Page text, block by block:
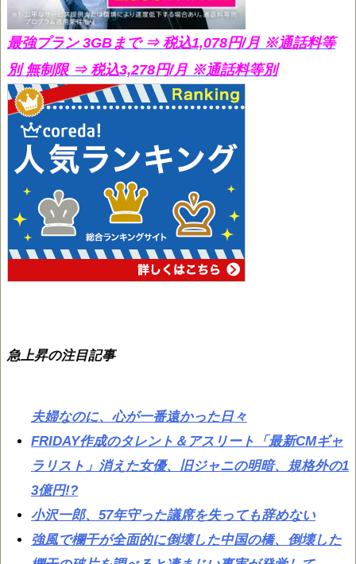
最強プラン 3GBまで ⇒ 税込1,078円/月 ※通話料等
別 無制限 ⇒ 税込3,278円/月 ※通話料等別
急上昇の注目記事
夫婦なのに、心が一番遠かった日々
FRIDAY作成のタレント＆アスリート「最新CMギャ
ラリスト」消えた女優、旧ジャニの明暗、規格外の1
3億円!?
小沢一郎、57年守った議席を失っても辞めない
強風で欄干が全面的に倒壊した中国の橋、倒壊した